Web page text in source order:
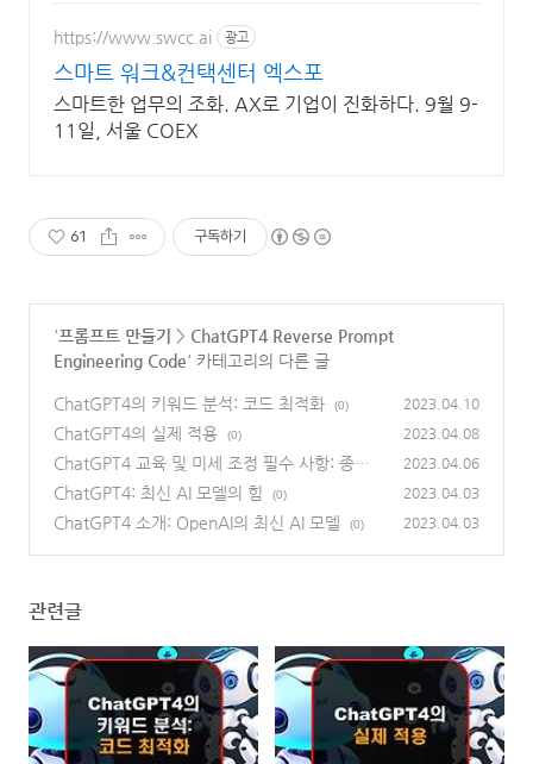
https://www.swcc.ai 광고
스마트 워크&컨택센터 엑스포
스마트한 업무의 조화. AX로 기업이 진화하다. 9월 9-
11일, 서울 COEX
61 구독하기
'프롬프트 만들기 > ChatGPT4 Reverse Prompt
Engineering Code' 카테고리의 다른 글
ChatGPT4의 키워드 분석: 코드 최적화 (0) 2023.04.10
ChatGPT4의 실제 적용 (0) 2023.04.08
ChatGPT4 교육 및 미세 조정 필수 사항: 종합
가이드
(0)
2023.04.06
ChatGPT4: 최신 AI 모델의 힘 (0) 2023.04.03
ChatGPT4 소개: OpenAI의 최신 AI 모델 (0) 2023.04.03
관련글